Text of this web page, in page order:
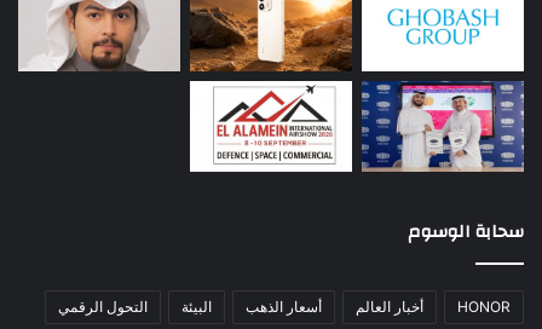
سحابة الوسوم
HONOR أخبار العالم أسعار الذهب البيئة التحول الرقمي